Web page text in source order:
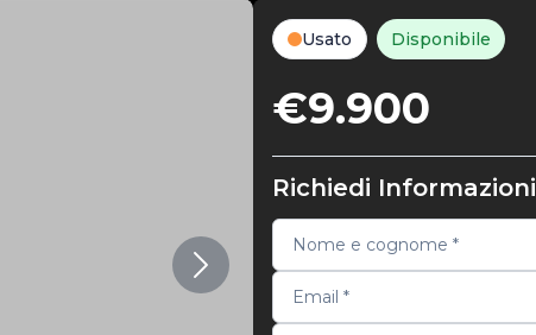
Usato Disponibile
€9.900
Richiedi Informazioni